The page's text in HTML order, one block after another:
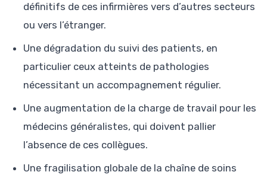
définitifs de ces infirmières vers d’autres secteurs
ou vers l’étranger.
Une dégradation du suivi des patients, en
particulier ceux atteints de pathologies
nécessitant un accompagnement régulier.
Une augmentation de la charge de travail pour les
médecins généralistes, qui doivent pallier
l’absence de ces collègues.
Une fragilisation globale de la chaîne de soins